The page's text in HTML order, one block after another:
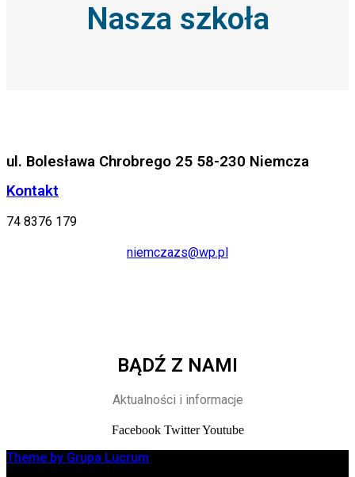
Nasza szkoła
ul. Bolesława Chrobrego 25 58-230 Niemcza
Kontakt
74 8376 179
niemczazs@wp.pl
BĄDŹ Z NAMI
Aktualności i informacje
Facebook Twitter Youtube
Theme by Grupa Lucrum